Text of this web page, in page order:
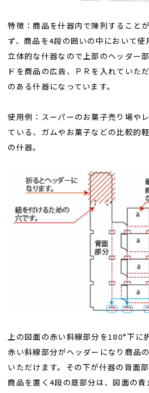
特徴：商品を什器内で陳列すること
ず、商品を4段の囲いの中において使
立体的な什器なので上部のヘッダー
ドを商品の広告、ＰＲを入れていた
のある什器になっています。
使用例：スーパーのお菓子売り場や
ている、ガムやお菓子などの比較的
の什器。
上の図面の赤い斜線部分を180°下に
赤い斜線部分がヘッダーになり商品
いただけます。その下が什器の背面部
商品を置く4段の底部分は、図面の